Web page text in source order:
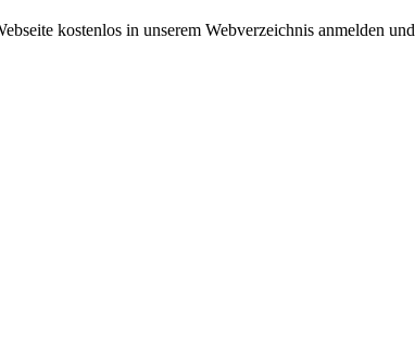
kostenlos in unserem Webverzeichnis anmelden